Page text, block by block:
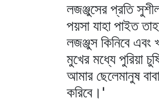
লজঞ্জুসের প্রতি
পয়সা যাহা পাইত
লজঞ্জুস কিনিবে
মুখের মধ্যে পুরিয়া
আমার ছেলেমানুষ
করিবে।'